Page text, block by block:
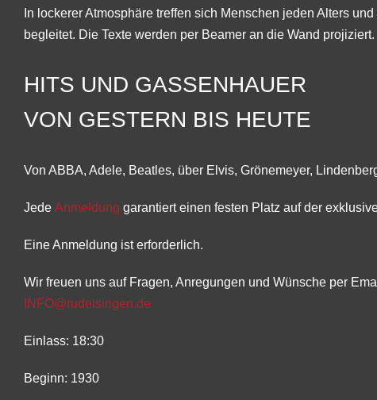
In lockerer Atmosphäre treffen sich Menschen jeden Alters
begleitet. Die Texte werden per Beamer an die Wand projiziert.
HITS UND GASSENHAUER
VON GESTERN BIS HEUTE
Von ABBA, Adele, Beatles, über Elvis, Grönemeyer,
Jede Anmeldung garantiert einen festen Platz auf der
Eine Anmeldung ist erforderlich.
Wir freuen uns auf Fragen, Anregungen und Wünsche per
INFO@rudelsingen.de
Einlass: 18:30
Beginn: 1930